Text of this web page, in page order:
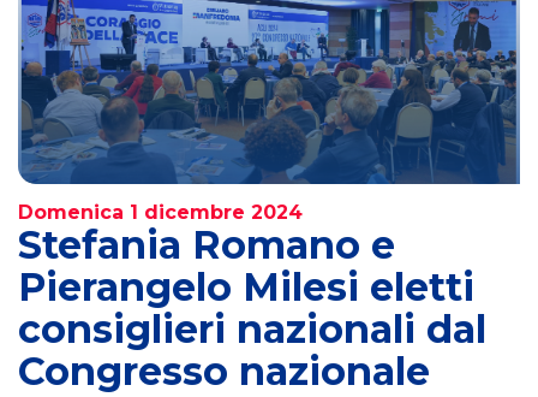
Domenica 1 dicembre 2024
Stefania Romano e
Pierangelo Milesi eletti
consiglieri nazionali dal
Congresso nazionale